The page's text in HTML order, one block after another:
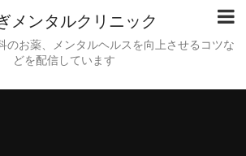
メンタルクリニック
のお薬、メンタルヘルスを向上させるコツな
どを配信しています